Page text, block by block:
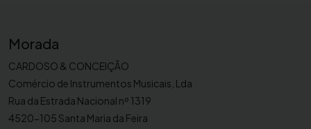
G
Morada
CARDOSO & CONCEIÇÃO
Comércio de Instrumentos Musicais, Lda
Rua da Estrada Nacional nº 1319
4520-105 Santa Maria da Feira